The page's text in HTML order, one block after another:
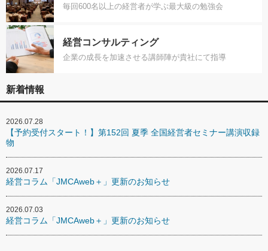
毎回600名以上の経営者が学ぶ最大級の勉強会
経営コンサルティング
企業の成長を加速させる講師陣が貴社にて指導
新着情報
2026.07.28
【予約受付スタート！】第152回 夏季 全国経営者セミナー講演収録
物
2026.07.17
経営コラム「JMCAweb＋」更新のお知らせ
2026.07.03
経営コラム「JMCAweb＋」更新のお知らせ